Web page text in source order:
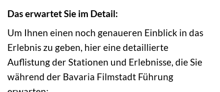
Das erwartet Sie im Detail:
Um Ihnen einen noch genaueren Einblick in das
Erlebnis zu geben, hier eine detaillierte
Auflistung der Stationen und Erlebnisse, die Sie
während der Bavaria Filmstadt Führung